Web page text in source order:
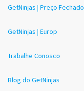
GetNinjas | Preço Fechado
GetNinjas | Europ
Trabalhe Conosco
Blog do GetNinjas